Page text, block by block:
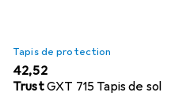
Tapis de protection
EUR
42,52
TrustGXT 715 Tapis de sol